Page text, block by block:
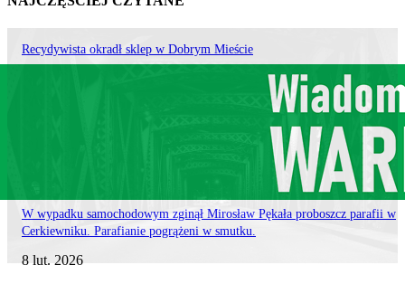
Recydywista okradł sklep w Dobrym Mieście
W wypadku samochodowym zginął Mirosław Pękała proboszcz parafii w
Cerkiewniku. Parafianie pogrążeni w smutku.
8 lut. 2026